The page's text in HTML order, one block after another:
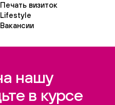
Печать визиток
Lifestyle
Вакансии
нашу
в курсе